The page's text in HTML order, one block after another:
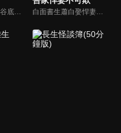
華小菲跌落人生谷底、負債昏迷，夢中穿越繁華都城創業，結識守衛軍首領徐子齊與商會會長房離恨。皇后命徐子齊暗查官商勾結、哄抬物價案，真相直指商會。華小菲憑誠信經營崛起，與徐子齊呈上帳本揭露罪行，惡人伏法，最終成就傳奇女商人並喜結連理。 白面書生蕭白娶悍妻徐三娘，誰知她是失憶女將軍，他是隱姓世子爺。假夫妻變真戰友，組百姓軍抗倭寇，鬥權宦，夫妻聯手揭陰謀，救孤寡，在亂世中為百姓打下一座俠義之城。